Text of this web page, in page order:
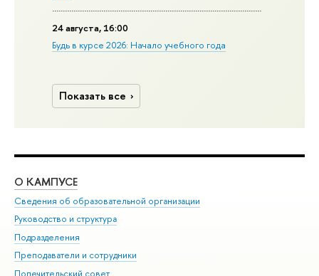
24 августа, 16:00
Будь в курсе 2026: Начало учебного года
Показать все
О КАМПУСЕ
Сведения об образовательной организации
Руководство и структура
Подразделения
Преподаватели и сотрудники
Попечительский совет